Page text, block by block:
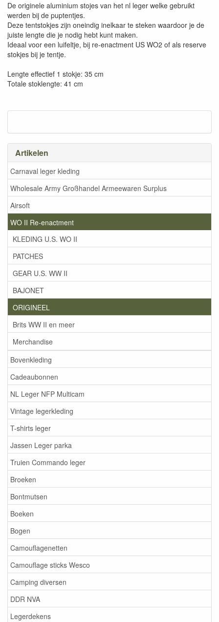
Artikelen
Carnaval leger kleding
Wholesale Army Großhandel Armeewaren Surplus
Airsoft
WO II Re-enactment
KLEDING U.S. WO II
PATCHES
GEAR U.S. WW II
BAJONET
ORIGINEEL
Brits WW II en meer
Merchandise
Bovenkleding
Cadeaubonnen
NL Leger NFP Multicam
Vintage legerkleding
T-shirts leger
Jassen Leger parka
Truien Commando leger
Broeken
Bontmutsen
Boeken
Bogen
Camouflagenetten
Camouflage sticks Wesco
Camping diversen
DDR NVA
Legerdekens
De originele aluminium stojes van het nl leger welke gebruikt
werden bij de puptentjes.
Deze tentstokjes zijn oneindig inelkaar te steken waardoor je de
juiste lengte die je nodig hebt kunt maken.
Ideaal voor een luifeltje, bij re-enactment US WO2 of als reserve
stokjes bij je tentje.
Lengte effectief 1 stokje: 35 cm
Totale stoklengte: 41 cm